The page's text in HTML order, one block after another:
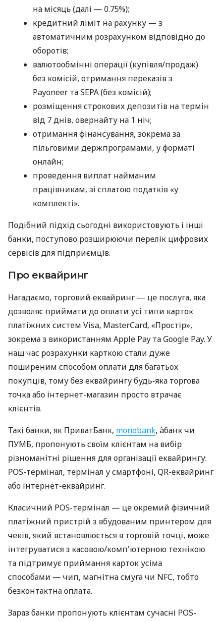
на місяць (далі — 0.75%);
кредитний ліміт на рахунку — з
автоматичним розрахунком відповідно до
оборотів;
валютообмінні операції (купівля/продаж)
без комісій, отримання переказів з
Payoneer та SEPA (без комісій);
розміщення строкових депозитів на термін
від 7 днів, овернайту на 1 ніч;
отримання фінансування, зокрема за
пільговими держпрограмами, у форматі
онлайн;
проведення виплат найманим
працівникам, зі сплатою податків «у
комплекті».
Подібний підхід сьогодні використовують і інші
банки, поступово розширюючи перелік цифрових
сервісів для підприємців.
Про еквайринг
Нагадаємо, торговий еквайринг — це послуга, яка
дозволяє приймати до оплати усі типи карток
платіжних систем Visa, MasterCard, «Простір»,
зокрема з використанням Apple Pay та Google Pay. У
наш час розрахунки карткою стали дуже
поширеним способом оплати для багатьох
покупців, тому без еквайрингу будь-яка торгова
точка або інтернет-магазин просто втрачає
клієнтів.
Такі банки, як ПриватБанк, monobank, àбанк чи
ПУМБ, пропонують своїм клієнтам на вибір
різноманітні рішення для організації еквайрингу:
POS-термінал, термінал у смартфоні, QR-еквайринг
або інтернет-еквайринг.
Класичний POS-термінал — це окремий фізичний
платіжний пристрій з вбудованим принтером для
чеків, який встановлюється в торговій точці, може
інтегруватися з касовою/комп'ютерною технікою
та підтримує приймання карток усіма
способами — чип, магнітна смуга чи NFC, тобто
безконтактна оплата.
Зараз банки пропонують клієнтам сучасні POS-